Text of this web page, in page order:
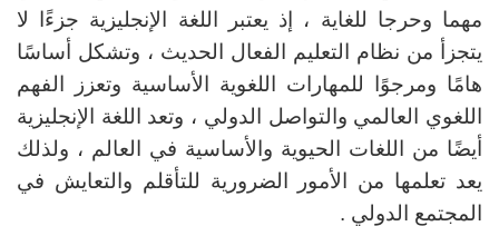
مهما وحرجا للغاية ، إذ يعتبر اللغة الإنجليزية جزءًا لا
يتجزأ من نظام التعليم الفعال الحديث ، وتشكل أساسًا
هامًا ومرجوًا للمهارات اللغوية الأساسية وتعزز الفهم
اللغوي العالمي والتواصل الدولي ، وتعد اللغة الإنجليزية
أيضًا من اللغات الحيوية والأساسية في العالم ، ولذلك
يعد تعلمها من الأمور الضرورية للتأقلم والتعايش في
المجتمع الدولي .